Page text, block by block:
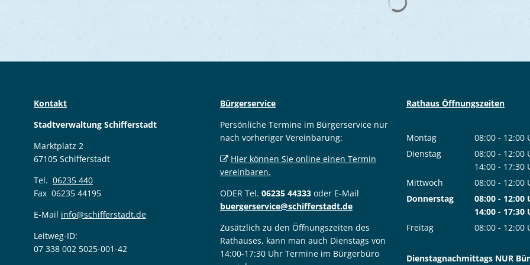
Kontakt
Stadtverwaltung Schifferstadt
Marktplatz 2
67105 Schifferstadt
Tel. 06235 440
Fax 06235 44195
E-Mail info@schifferstadt.de
Leitweg-ID:
07 338 002 5025-001-42
Bürgerservice
Persönliche Termine im Bürgerservice nur
nach vorheriger Vereinbarung:
Hier können Sie online einen Termin
vereinbaren.
ODER Tel. 06235 44333 oder E-Mail
buergerservice@schifferstadt.de
Zusätzlich zu den Öffnungszeiten des
Rathauses, kann man auch Dienstags von
14:00-17:30 Uhr Termine im Bürgerbüro
Rathaus Öffnungszeiten
Montag 08:00 - 12:00
Von 08:00 bis
Dienstag 08:00 - 12:00
Von 08:00 bis
14:00 - 17:30
Von 14:00 bis
Mittwoch 08:00 - 12:00
Von 08:00 bis
Donnerstag 08:00 - 12:00
Von 08:00 bis
14:00 - 17:30
Von 14:00 bis
Freitag 08:00 - 12:00
Dienstagnachmittags NUR